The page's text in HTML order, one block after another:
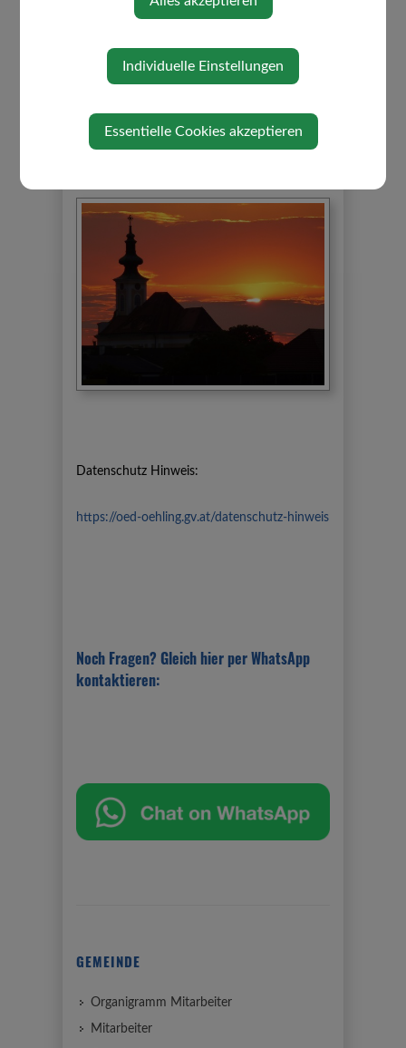
telefonisch erreichbar!)
Mag. Erika Hiebl-Kornmüller
Pfarrsekretärin Oed
e.hiebl-kornmueller@dsp.at
Datenschutz Hinweis:
https://oed-oehling.gv.at/datenschutz-hinweis
Noch Fragen? Gleich hier per WhatsApp
kontaktieren:
GEMEINDE
Organigramm Mitarbeiter
Mitarbeiter
Individuelle Einstellungen
Essentielle Cookies akzeptieren